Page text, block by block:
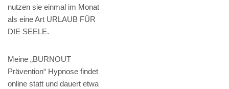
nutzen sie einmal im Monat
als eine Art URLAUB FÜR
DIE SEELE.
Meine „BURNOUT
Prävention“ Hypnose findet
online statt und dauert etwa